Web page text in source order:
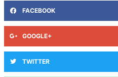
FACEBOOK
GOOGLE+
TWITTER